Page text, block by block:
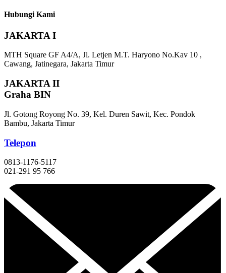
Hubungi Kami
JAKARTA I
MTH Square GF A4/A, Jl. Letjen M.T. Haryono No.Kav 10 ,
Cawang, Jatinegara, Jakarta Timur
JAKARTA II
Graha BIN
Jl. Gotong Royong No. 39, Kel. Duren Sawit, Kec. Pondok
Bambu, Jakarta Timur
Telepon
0813-1176-5117
021-291 95 766